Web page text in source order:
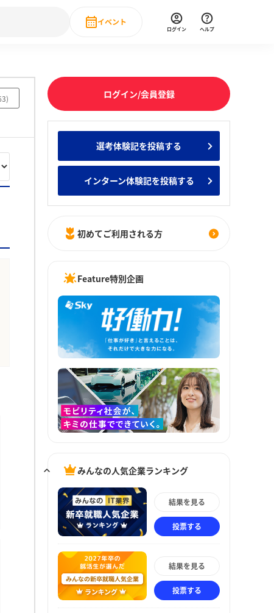
新卒就職人気企業ランキング みんなのインターン人気企業ランキ
IT・DX現場社員インタビュー
イベント
直近のイベント一覧
ログイン ヘルプ
)
ログイン/会員登録
選考体験記を投稿する
インターン体験記を投稿する
初めてご利用される方
Feature特別企画
みんなの人気企業ランキング
結果を見る
投票する
結果を見る
投票する